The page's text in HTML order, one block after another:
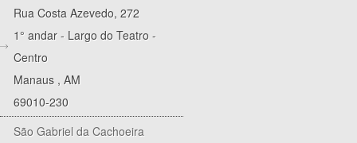
Rua Costa Azevedo, 272
1° andar - Largo do Teatro -
Centro
Manaus , AM
69010-230
São Gabriel da Cachoeira